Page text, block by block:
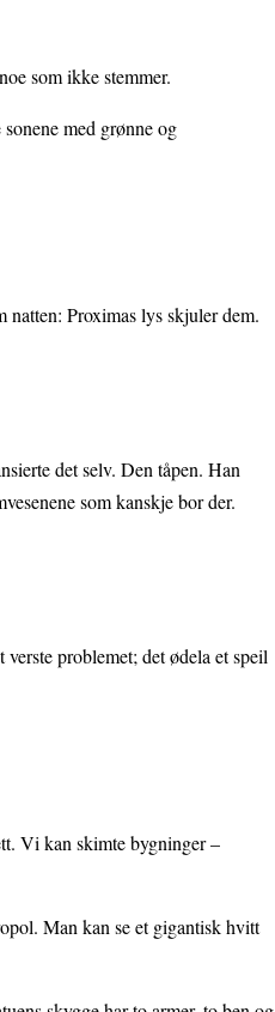
som ikke stemmer.
med grønne og
Proximas lys skjuler dem.
det selv. Den tåpen. Han
som kanskje bor der.
problemet; det ødela et speil
Vi kan skimte bygninger –
Man kan se et gigantisk hvitt